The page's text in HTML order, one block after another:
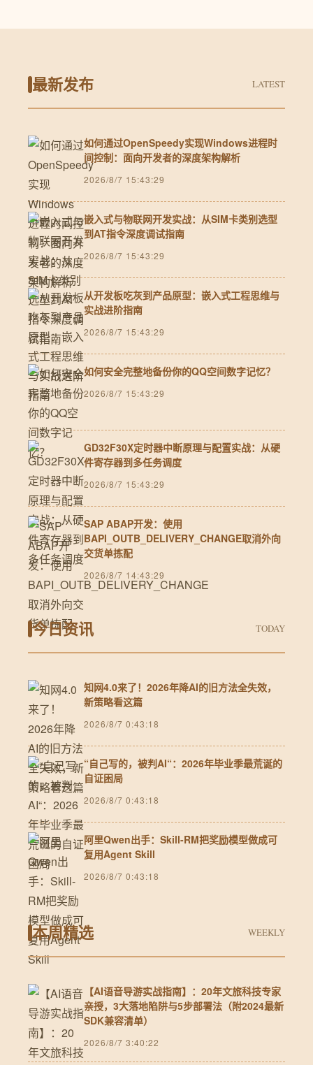
最新发布 LATEST
如何通过OpenSpeedy实现Windows进程时
间控制：面向开发者的深度架构解析
2026/8/7 15:43:29
嵌入式与物联网开发实战：从SIM卡类别选型
到AT指令深度调试指南
2026/8/7 15:43:29
从开发板吃灰到产品原型：嵌入式工程思维与
实战进阶指南
2026/8/7 15:43:29
如何安全完整地备份你的QQ空间数字记忆？
2026/8/7 15:43:29
GD32F30X定时器中断原理与配置实战：从硬
件寄存器到多任务调度
2026/8/7 15:43:29
SAP ABAP开发：使用
BAPI_OUTB_DELIVERY_CHANGE取消外向
交货单拣配
2026/8/7 14:43:29
今日资讯 TODAY
知网4.0来了！2026年降AI的旧方法全失效，
新策略看这篇
2026/8/7 0:43:18
“自己写的，被判AI“：2026年毕业季最荒诞的
自证困局
2026/8/7 0:43:18
阿里Qwen出手：Skill-RM把奖励模型做成可
复用Agent Skill
2026/8/7 0:43:18
本周精选 WEEKLY
【AI语音导游实战指南】：20年文旅科技专家
亲授，3大落地陷阱与5步部署法（附2024最新
SDK兼容清单）
2026/8/7 3:40:22